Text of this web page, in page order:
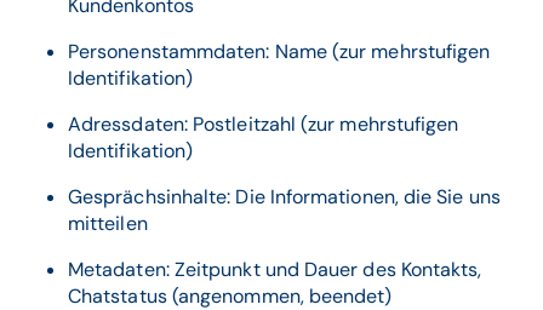
Kundenkontos
Personenstammdaten: Name (zur mehrstufigen
Identifikation)
Adressdaten: Postleitzahl (zur mehrstufigen
Identifikation)
Gesprächsinhalte: Die Informationen, die Sie uns
mitteilen
Metadaten: Zeitpunkt und Dauer des Kontakts,
Chatstatus (angenommen, beendet)